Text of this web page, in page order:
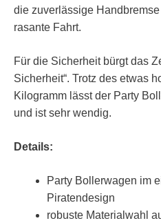
die zuverlässige
rasante Fahrt.
Für die Sicherheit bürgt das
Sicherheit“. Trotz des etwas
Kilogramm lässt der Party
und ist sehr wendig.
Details:
Party Bollerwagen im
Piratendesign
robuste Materialwahl